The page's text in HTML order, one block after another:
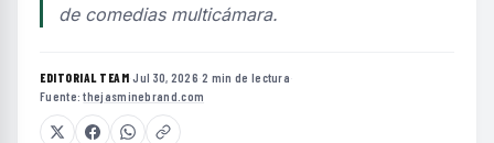
de comedias multicámara.
EDITORIAL TEAM·Jul 30, 2026·2 min de lectura·
Fuente:thejasminebrand.com